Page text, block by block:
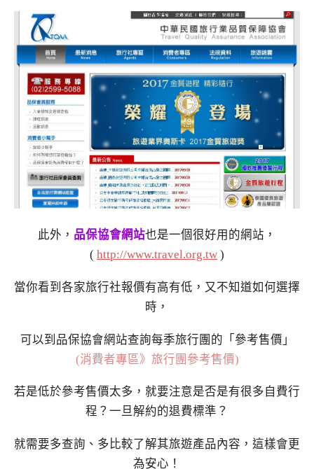
此外， 品保協會網站也是一個很好用的網站，
( http://www.travel.org.tw )
當你看到各家旅行社報價有高有低，又不知道如何選擇
時，
可以到品保協會網站查詢每季旅行團的「參考售價」
(消費者專區》旅行團參考售價)
若是低於參考售價太多，就要注意是否是有很多自費行
程？一旦解約的退費標準？
就需要多查詢、多比較了解其旅遊產品內容，這樣會更
為安心！